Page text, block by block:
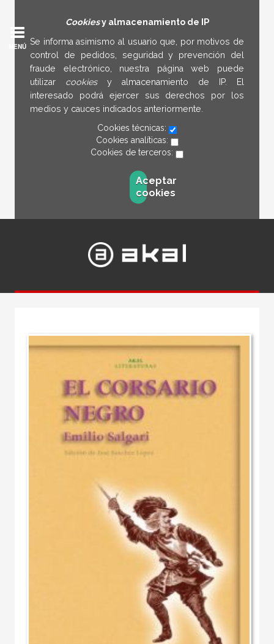
Cookiesy almacenamiento de IP
Se informa asimismo al usuario que, por motivos de
control de pedidos, seguridad y prevención del
fraude electrónico, nuestra página web puede
utilizar cookies y almacenamiento de IP. El
interesado podrá ejercer sus derechos por los
medios y cauces indicados anteriormente.
Cookies técnicas:
Cookies analíticas:
Cookies de terceros:
Aceptar
cookies
MENÚ